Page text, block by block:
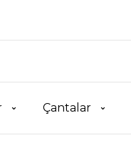
Çantalar